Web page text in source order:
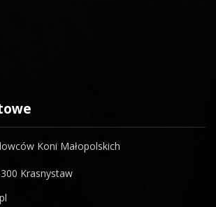
Koni Małopolskich
Krasnystaw